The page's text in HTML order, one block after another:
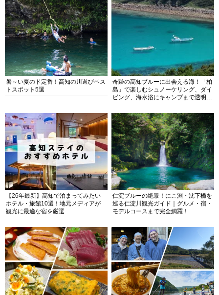
暑～い夏のド定番！高知の川遊びベス
トスポット5選
奇跡の高知ブルーに出会える海！「柏
島」で楽しむシュノーケリング、ダイ
ビング、海水浴にキャンプまで透明度
【26年最新】高知で泊まってみたい
ホテル・旅館10選！地元メディアが
観光に最適な宿を厳選
仁淀ブルーの絶景！にこ淵・沈下橋を
巡る仁淀川観光ガイド｜グルメ・宿・
モデルコースまで完全網羅！